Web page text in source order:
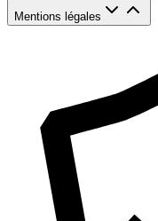
Mentions légales